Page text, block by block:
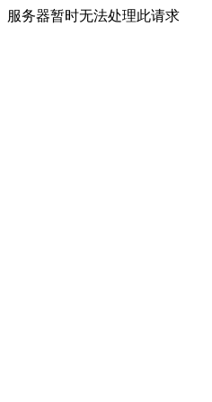
服务器暂时无法处理此请求